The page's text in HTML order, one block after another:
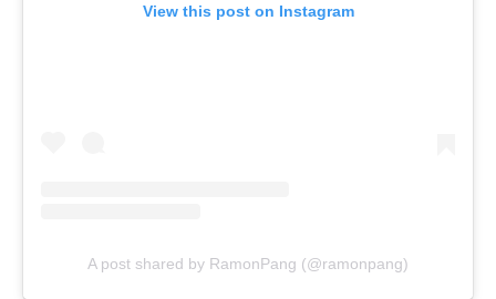
View this post on Instagram
A post shared by RamonPang (@ramonpang)